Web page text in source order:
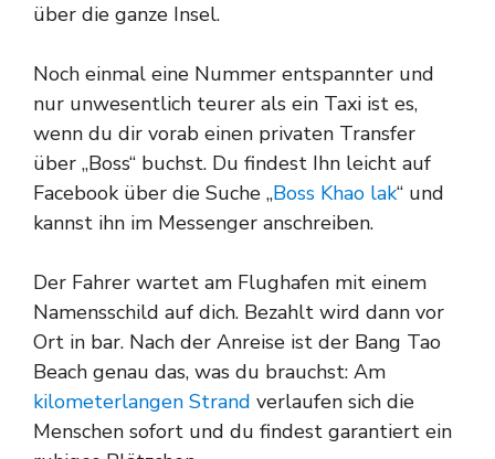
über die ganze Insel.
Noch einmal eine Nummer entspannter und
nur unwesentlich teurer als ein Taxi ist es,
wenn du dir vorab einen privaten Transfer
über „Boss“ buchst. Du findest Ihn leicht auf
Facebook über die Suche „Boss Khao lak“ und
kannst ihn im Messenger anschreiben.
Der Fahrer wartet am Flughafen mit einem
Namensschild auf dich. Bezahlt wird dann vor
Ort in bar. Nach der Anreise ist der Bang Tao
Beach genau das, was du brauchst: Am
kilometerlangen Strand verlaufen sich die
Menschen sofort und du findest garantiert ein